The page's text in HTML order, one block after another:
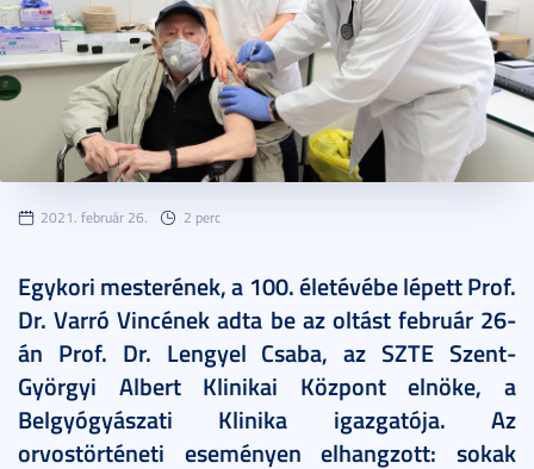
2021. február 26. 2 perc
Egykori mesterének, a 100. életévébe lépett Prof.
Dr. Varró Vincének adta be az oltást február 26-
án Prof. Dr. Lengyel Csaba, az SZTE Szent-
Györgyi Albert Klinikai Központ elnöke, a
Belgyógyászati Klinika igazgatója. Az
orvostörténeti eseményen elhangzott: sokak